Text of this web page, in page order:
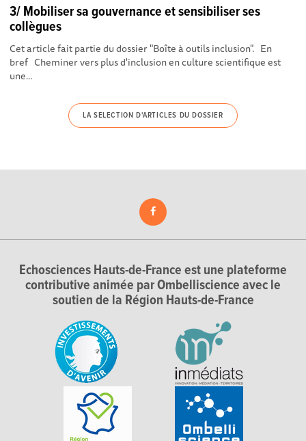
3/ Mobiliser sa gouvernance et sensibiliser ses
collègues
Cet article fait partie du dossier "Boîte à outils inclusion" . En
bref Cheminer vers plus d'inclusion en culture scientifique est
une...
LA SELECTION D'ARTICLES DU DOSSIER
Echosciences Hauts-de-France est une plateforme
contributive animée par Ombelliscience avec le
soutien de la Région Hauts-de-France